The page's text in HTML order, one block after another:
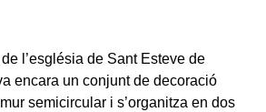
l’església de Sant Esteve de
encara un conjunt de decoració
semicircular i s’organitza en dos